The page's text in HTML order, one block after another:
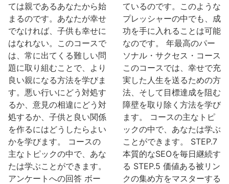
ては親であるあなたから始
まるのです。あなたが幸せ
でなければ、子供も幸せに
はなれない。このコースで
は、常に出てくる難しい問
題に取り組むことで、より
良い親になる方法を学びま
す。悪い行いにどう対処す
るか、意見の相違にどう対
処するか、子供と良い関係
を作るにはどうしたらよい
かを学びます。 コースの
主なトピックの中で、あな
たは学ぶことができます。
アンケートへの回答 ボー
ているのです。このような
プレッシャーの中でも、成
功を手に入れることは可能
なのです。 年最高のパー
ソナル・サクセス・コース
このコースでは、幸せで充
実した人生を送るための方
法、そして目標達成を阻む
障壁を取り除く方法を学び
ます。 コースの主なトピ
ックの中で、あなたは学ぶ
ことができます。 STEP.7
本質的なSEOを毎日継続す
る STEP.5 価値ある被リン
クの集め方をマスターする